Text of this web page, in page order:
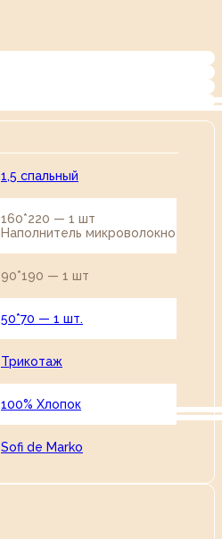
1,5 спальный
160*220 — 1 шт
Наполнитель микроволокно
90*190 — 1 шт
50*70 — 1 шт.
Трикотаж
100% Хлопок
Sofi de Marko